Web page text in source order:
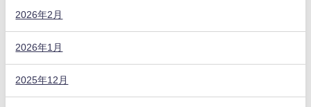
2026年2月
2026年1月
2025年12月